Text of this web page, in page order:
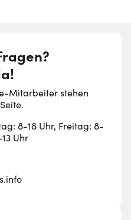
Mitarbeiter stehen
8-18 Uhr, Freitag: 8-
Uhr